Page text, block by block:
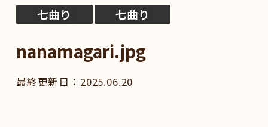
七曲り 七曲り
nanamagari.jpg
2025.06.20